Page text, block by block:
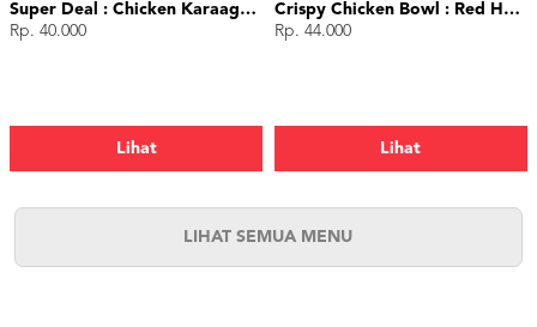
Super Deal : Chicken Karaage (4 pcs)
Rp. 40.000
Lihat
Crispy Chicken Bowl : Red Hot Chili
Rp. 44.000
Lihat
LIHAT SEMUA MENU